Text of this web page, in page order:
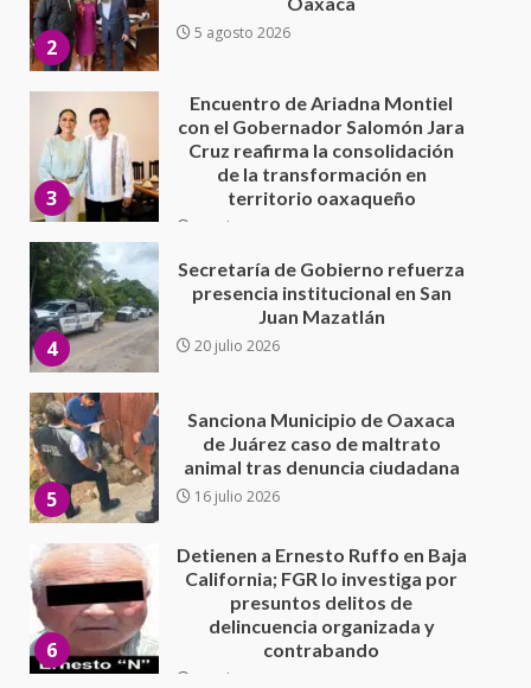
3
de la transformación en
4
Secretaría de Gobierno refuerza
presencia institucional en San
Juan Mazatlán
20 julio 2026
5
Sanciona Municipio de Oaxaca
de Juárez caso de maltrato
animal tras denuncia ciudadana
16 julio 2026
6
California; FGR lo investiga por
presuntos delitos de
delincuencia organizada y
contrabando
7
Sin paso carretera Oaxaca-
Cuacnopalan
26 junio 2026